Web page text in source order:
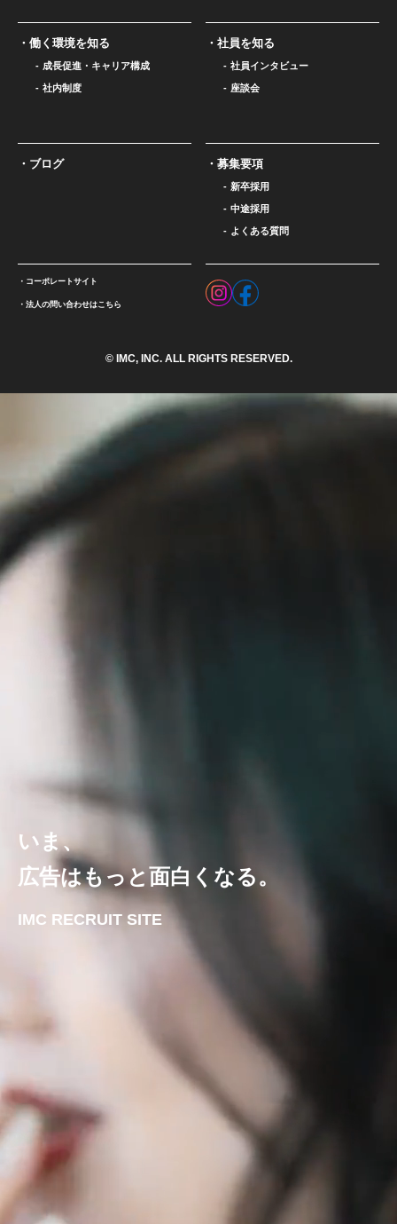
働く環境を知る
成長促進・キャリア構成
社内制度
社員を知る
社員インタビュー
座談会
ブログ 募集要項
新卒採用
中途採用
よくある質問
コーポレートサイト
法人の問い合わせはこちら
© IMC, INC. ALL RIGHTS RESERVED.
いま、
広告はもっと面白くなる。
IMC RECRUIT SITE